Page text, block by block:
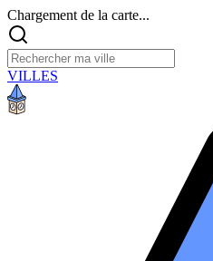
Chargement de la carte...
VILLES